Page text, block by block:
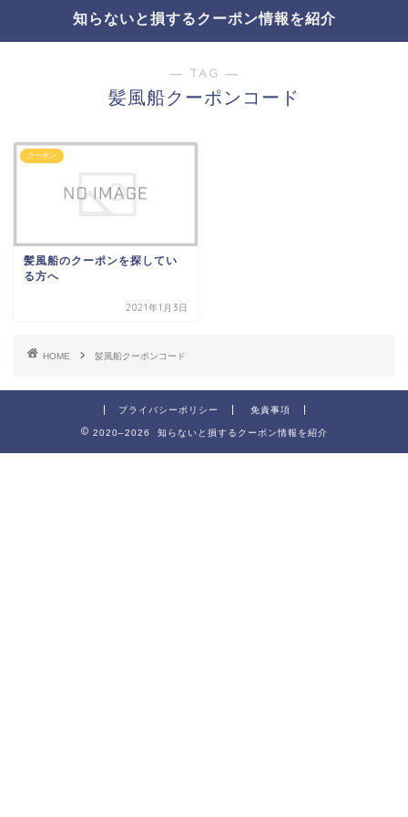
知らないと損するクーポン情報を紹介
― TAG ―
髪風船クーポンコード
クーポン
髪風船のクーポンを探してい
る方へ
2021年1月3日
HOME 髪風船クーポンコード
プライバシーポリシー 免責事項
2020–2026 知らないと損するクーポン情報を紹介